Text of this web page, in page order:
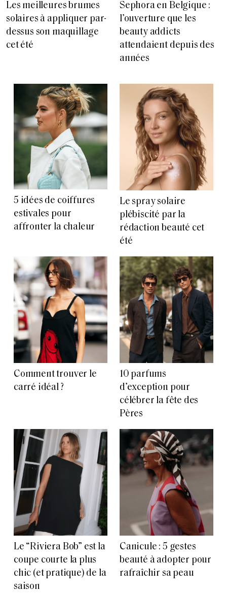
Les meilleures brumes
solaires à appliquer par-
dessus son maquillage
cet été
Sephora en Belgique :
l’ouverture que les
beauty addicts
attendaient depuis des
années
5 idées de coiffures
estivales pour
affronter la chaleur
Le spray solaire
plébiscité par la
rédaction beauté cet
été
Comment trouver le
carré idéal ?
10 parfums
d’exception pour
célébrer la fête des
Pères
Le “Riviera Bob” est la
coupe courte la plus
chic (et pratique) de la
saison
Canicule : 5 gestes
beauté à adopter pour
rafraîchir sa peau